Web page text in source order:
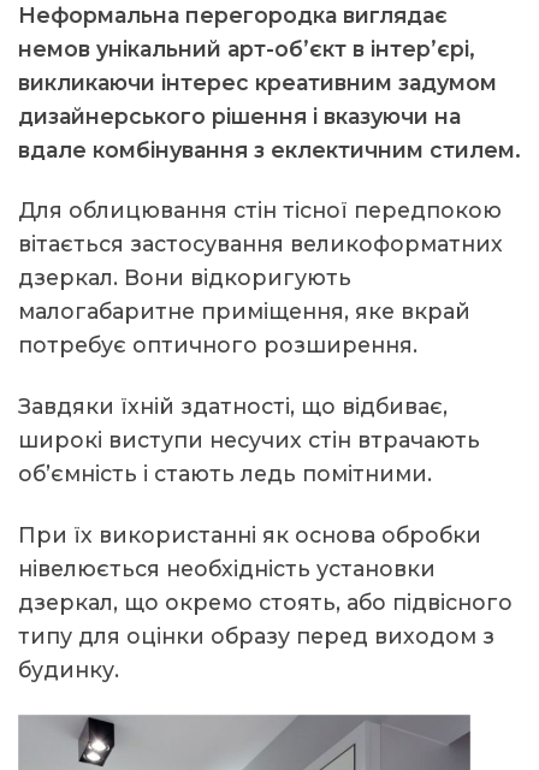
Неформальна перегородка виглядає
немов унікальний арт-об’єкт в інтер’єрі,
викликаючи інтерес креативним задумом
дизайнерського рішення і вказуючи на
вдале комбінування з еклектичним стилем.
Для облицювання стін тісної передпокою
вітається застосування великоформатних
дзеркал. Вони відкоригують
малогабаритне приміщення, яке вкрай
потребує оптичного розширення.
Завдяки їхній здатності, що відбиває,
широкі виступи несучих стін втрачають
об’ємність і стають ледь помітними.
При їх використанні як основа обробки
нівелюється необхідність установки
дзеркал, що окремо стоять, або підвісного
типу для оцінки образу перед виходом з
будинку.